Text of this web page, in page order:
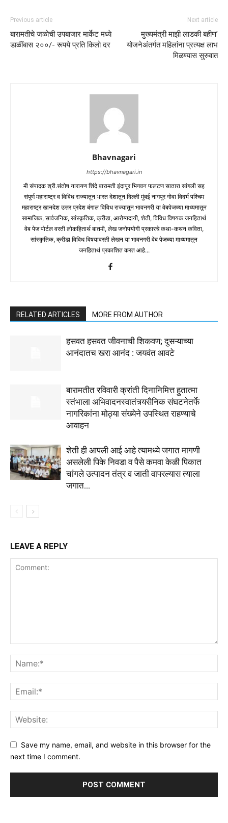
Previous article
बारामतीचे जळोची उपबाजार मार्केट मध्ये
डाळींबास २००/- रूपये प्रति किलो दर
Next article
मुख्यमंत्री माझी लाडकी बहीण’
योजनेअंतर्गत महिलांना प्रत्यक्ष लाभ
मिळण्यास सुरुवात
Bhavnagari
https://bhavnagari.in
मी संपादक श्री.संतोष नारायण शिंदे बारामती इंदापूर भिगवन फलटण सातारा सांगली सह
संपूर्ण महाराष्ट्र व विविध राज्यातून भारत देशातून दिल्ली मुंबई नागपूर गोवा विदर्भ पश्चिम
महाराष्ट्र खानदेश उत्तर प्रदेश बंगाल विविध राज्यातून भावनगरी या वेबपेजच्या माध्यमातून
सामाजिक, सार्वजनिक, सांस्कृतिक, क्रीडा, आरोग्यदायी, शेती, विविध विषयक जनहितार्थ
वेब पेज पोर्टल वरती लोकहितार्थ बातमी, लेख जनोपयोगी प्रकारचे कथा-कथन कविता,
सांस्कृतिक, क्रीडा विविध विषयावरती लेखन या भावनगरी वेब पेजच्या माध्यमातून
जनहितार्थ प्रकाशित करत आहे...
RELATED ARTICLES MORE FROM AUTHOR
हसवत हसवत जीवनाची शिकवण; दुसऱ्याच्या
आनंदातच खरा आनंद : जयवंत आवटे
बारामतीत रविवारी क्रांती दिनानिमित्त हुतात्मा
स्तंभाला अभिवादनस्वातंत्र्यसैनिक संघटनेतर्फे
नागरिकांना मोठ्या संख्येने उपस्थित राहण्याचे
आवाहन
शेती ही आपली आई आहे त्यामध्ये जगात मागणी
असलेली पिके निवडा व पैसे कमवा केळी पिकात
चांगले उत्पादन तंत्र व जाती वापरल्यास त्याला
जगात...
LEAVE A REPLY
Save my name, email, and website in this browser for the
next time I comment.